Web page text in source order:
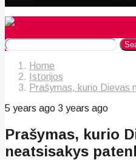
Home
Istorijos
Prašymas, kurio Dievas
5 years ago 3 years ago
Prašymas, kurio
neatsisakys